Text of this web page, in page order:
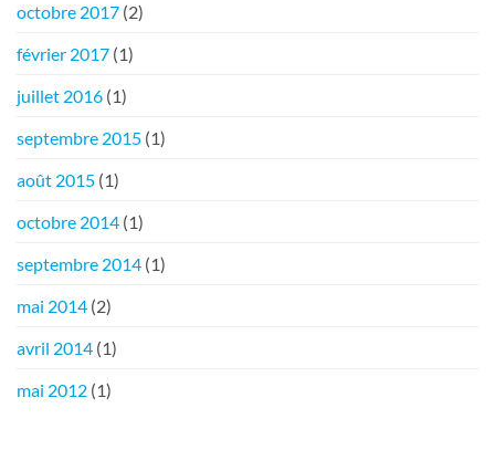
octobre 2017 (2)
février 2017 (1)
juillet 2016 (1)
septembre 2015 (1)
août 2015 (1)
octobre 2014 (1)
septembre 2014 (1)
mai 2014 (2)
avril 2014 (1)
mai 2012 (1)